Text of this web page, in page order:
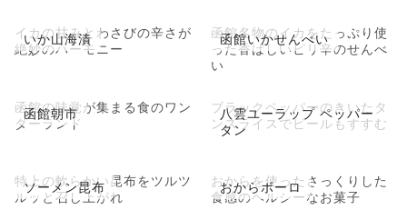
いか山海漬
イカの甘みとわさびの辛さが
絶妙のハーモニー
函館いかせんべい
函館名物のイカをたっぷり使
った香ばしいピリ辛のせんべ
い
函館朝市
函館の味覚が集まる食のワン
ダーランド
八雲ユーラップ ペッパー
タン
ブラックペッパーのきいたタ
ンスライスでビールもすすむ
ソーメン昆布
特上の軟らかい昆布をツルツ
ルッと召し上がれ
おからボーロ
おからを使ったさっくりした
食感のヘルシーなお菓子